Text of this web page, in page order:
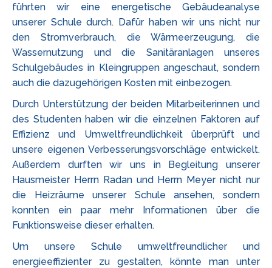
führten wir eine energetische Gebäudeanalyse
unserer Schule durch. Dafür haben wir uns nicht nur
den Stromverbrauch, die Wärmeerzeugung, die
Wassernutzung und die Sanitäranlagen unseres
Schulgebäudes in Kleingruppen angeschaut, sondern
auch die dazugehörigen Kosten mit einbezogen.
Durch Unterstützung der beiden Mitarbeiterinnen und
des Studenten haben wir die einzelnen Faktoren auf
Effizienz und Umweltfreundlichkeit überprüft und
unsere eigenen Verbesserungsvorschläge entwickelt.
Außerdem durften wir uns in Begleitung unserer
Hausmeister Herrn Radan und Herrn Meyer nicht nur
die Heizräume unserer Schule ansehen, sondern
konnten ein paar mehr Informationen über die
Funktionsweise dieser erhalten.
Um unsere Schule umweltfreundlicher und
energieeffizienter zu gestalten, könnte man unter